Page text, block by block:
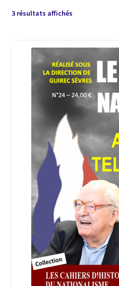
Connection
Listes d’Envies
Livres de Peter Randa
Login Customizer
Newsletter
Nous Contacter
Panier
Politique de confidentialité
Qui sommes-nous ?
Soutien à Philippe Randa
Suivi de la Commande
3 résultats affichésTrié
récent
plus
ancien